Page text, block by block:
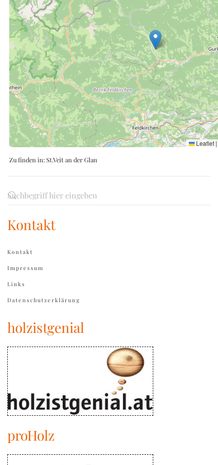
Leaflet |
Zu finden in:St.Veit an der Glan
Kontakt
Kontakt
Impressum
Links
Datenschutzerklärung
holzistgenial
proHolz